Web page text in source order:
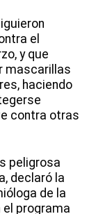
el
y que
mascarillas
haciendo
contra otras
peligrosa
declaró la
de la
el programa